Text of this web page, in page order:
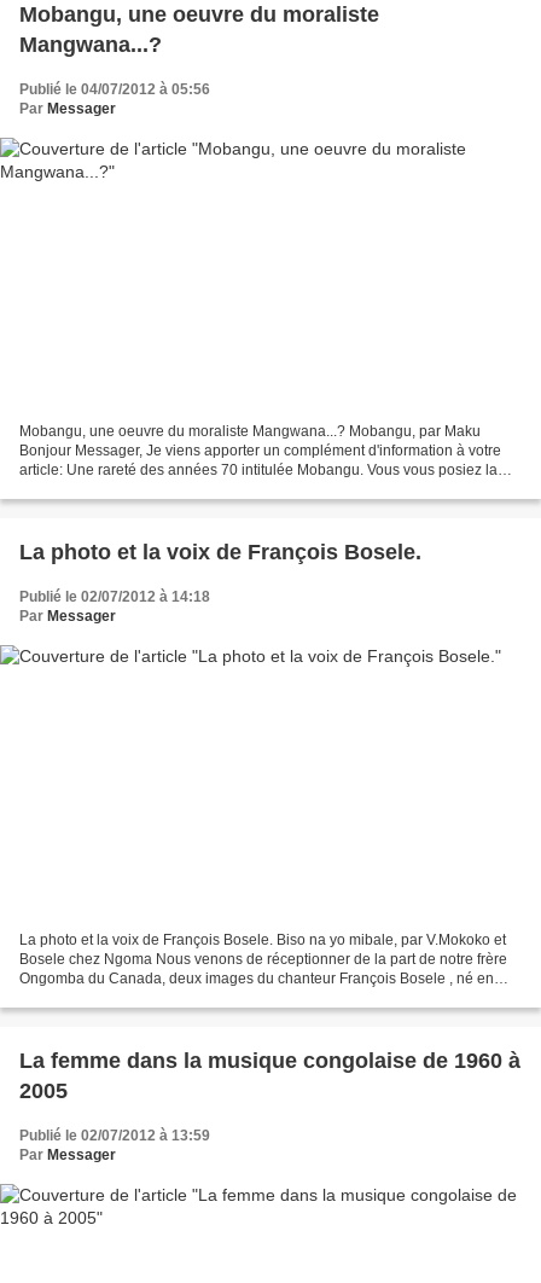
Mobangu, une oeuvre du moraliste
Mangwana...?
Publié le 04/07/2012 à 05:56
Par Messager
Mobangu, une oeuvre du moraliste Mangwana...? Mobangu, par Maku
Bonjour Messager, Je viens apporter un complément d'information à votre
article: Une rareté des années 70 intitulée Mobangu. Vous vous posiez la
La photo et la voix de François Bosele.
Publié le 02/07/2012 à 14:18
Par Messager
La photo et la voix de François Bosele. Biso na yo mibale, par V.Mokoko et
Bosele chez Ngoma Nous venons de réceptionner de la part de notre frère
Ongomba du Canada, deux images du chanteur François Bosele , né en
La femme dans la musique congolaise de 1960 à
2005
Publié le 02/07/2012 à 13:59
Par Messager